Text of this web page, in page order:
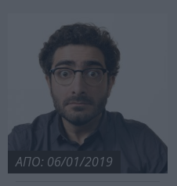
ΑΠΟ: 06/01/2019